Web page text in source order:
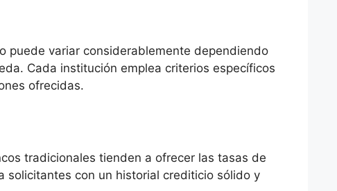
puede variar considerablemente dependiendo
Cada institución emplea criterios específicos
ofrecidas.
tradicionales tienden a ofrecer las tasas de
solicitantes con un historial crediticio sólido y